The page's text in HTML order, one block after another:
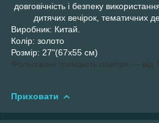
довговічність і безпеку
дитячих вечірок, тематичних
Виробник: Китай.
Колір: золото
Розмір: 27"(67х55 см)
Фольговані тримають повітря — від
Приховати